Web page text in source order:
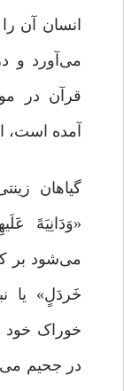
انسان آن
می‌آورد و
قرآن در
آمده است،
گیاهان
«وَدَانِیَهً
می‌شود بر
خَردَلٍ» یا
خوراک خود
در جحیم